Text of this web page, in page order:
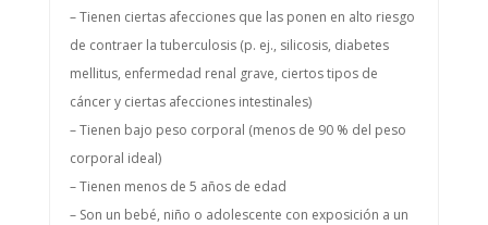
– Tienen ciertas afecciones que las ponen en alto riesgo
de contraer la tuberculosis (p. ej., silicosis, diabetes
mellitus, enfermedad renal grave, ciertos tipos de
cáncer y ciertas afecciones intestinales)
– Tienen bajo peso corporal (menos de 90 % del peso
corporal ideal)
– Tienen menos de 5 años de edad
– Son un bebé, niño o adolescente con exposición a un